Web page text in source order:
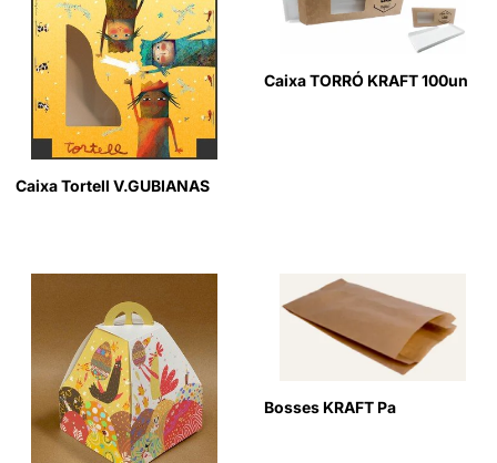
Caixa Tortell V.GUBIANAS
Caixa TORRÓ KRAFT 100un
Bosses KRAFT Pa